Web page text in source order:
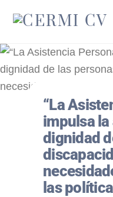
content
­­­“La
impulsa
dignidad
las